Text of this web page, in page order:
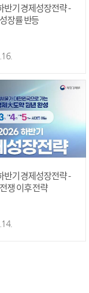
반기 경제성장전략 -
장률 반등
반기 경제성장전략 -
쟁 이후 전략